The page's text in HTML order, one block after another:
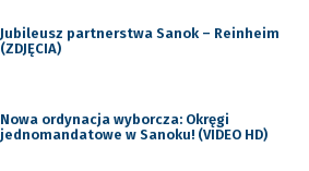
Jubileusz partnerstwa Sanok – Reinheim
(ZDJĘCIA)
Nowa ordynacja wyborcza: Okręgi
jednomandatowe w Sanoku! (VIDEO HD)